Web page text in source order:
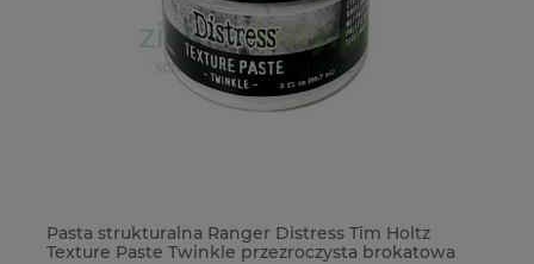
Pasta strukturalna Ranger Distress Tim Holtz
Texture Paste Twinkle przezroczysta brokatowa